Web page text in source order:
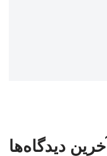
آخرین دیدگاه‌ها